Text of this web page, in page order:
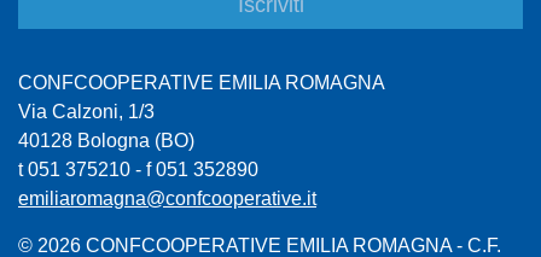
CONFCOOPERATIVE EMILIA ROMAGNA
Via Calzoni, 1/3
40128 Bologna (BO)
t 051 375210 - f 051 352890
emiliaromagna@confcooperative.it
© 2026 CONFCOOPERATIVE EMILIA ROMAGNA - C.F.